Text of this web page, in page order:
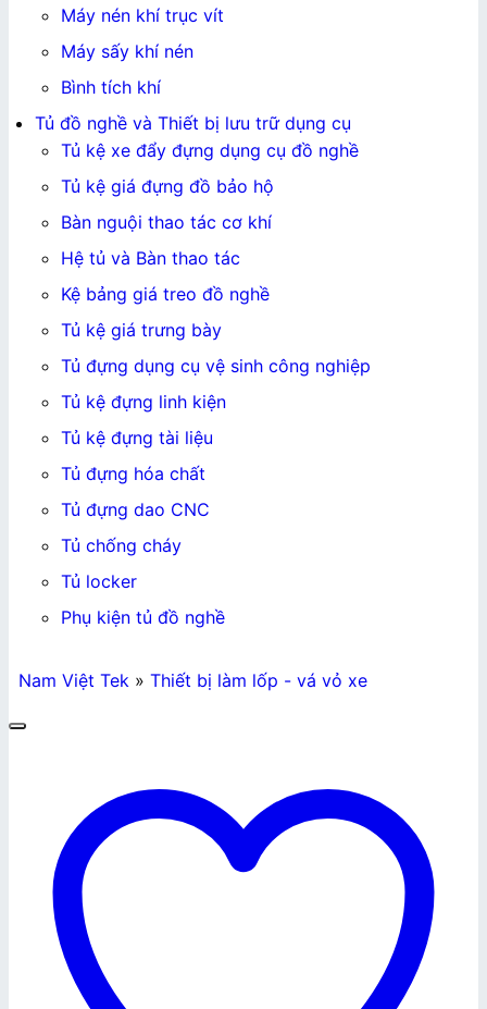
Máy nén khí trục vít
Máy sấy khí nén
Bình tích khí
Tủ đồ nghề và Thiết bị lưu trữ dụng cụ
Tủ kệ xe đẩy đựng dụng cụ đồ nghề
Tủ kệ giá đựng đồ bảo hộ
Bàn nguội thao tác cơ khí
Hệ tủ và Bàn thao tác
Kệ bảng giá treo đồ nghề
Tủ kệ giá trưng bày
Tủ đựng dụng cụ vệ sinh công nghiệp
Tủ kệ đựng linh kiện
Tủ kệ đựng tài liệu
Tủ đựng hóa chất
Tủ đựng dao CNC
Tủ chống cháy
Tủ locker
Phụ kiện tủ đồ nghề
Nam Việt Tek» Thiết bị làm lốp - vá vỏ xe